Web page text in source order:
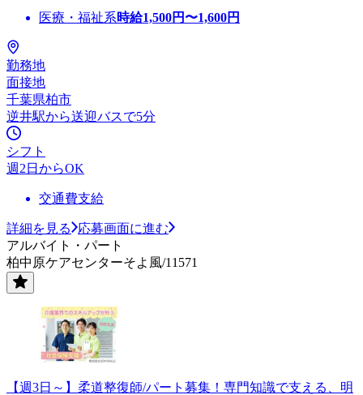
医療・福祉系時給1,500円〜1,600円
勤務地
面接地
千葉県柏市
逆井駅から送迎バスで5分
シフト
週2日からOK
交通費支給
詳細を見る
応募画面に進む
アルバイト・パート
柏中原ケアセンターそよ風/11571
【週3日～】柔道整復師/パート募集！専門知識で支える、明